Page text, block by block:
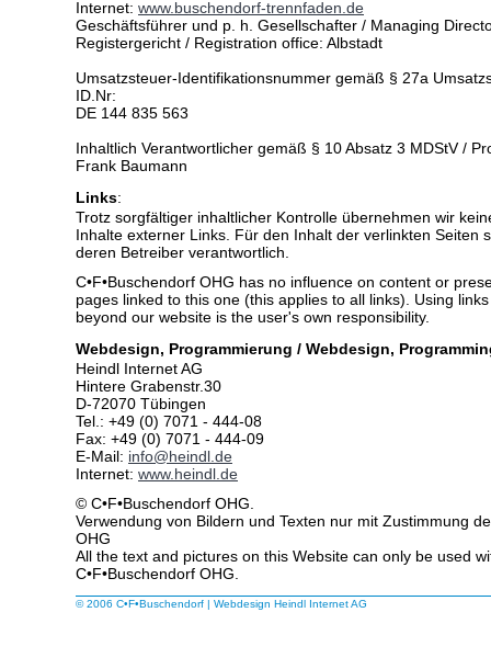
Internet: www.buschendorf-trennfaden.de
Geschäftsführer und p. h. Gesellschafter / Managing
Registergericht / Registration office: Albstadt
Umsatzsteuer-Identifikationsnummer gemäß § 27a
ID.Nr:
DE 144 835 563
Inhaltlich Verantwortlicher gemäß § 10 Absatz 3 MDStV /
Frank Baumann
Links:
Trotz sorgfältiger inhaltlicher Kontrolle übernehmen wir
Inhalte externer Links. Für den Inhalt der verlinkten Seiten
deren Betreiber verantwortlich.
C•F•Buschendorf OHG has no influence on content or
pages linked to this one (this applies to all links). Using
beyond our website is the user's own responsibility.
Webdesign, Programmierung / Webdesign,
Heindl Internet AG
Hintere Grabenstr.30
D-72070 Tübingen
Tel.: +49 (0) 7071 - 444-08
Fax: +49 (0) 7071 - 444-09
E-Mail: info@heindl.de
Internet: www.heindl.de
© C•F•Buschendorf OHG.
Verwendung von Bildern und Texten nur mit Zustimmung
OHG
All the text and pictures on this Website can only be used
C•F•Buschendorf OHG.
© 2006 C•F•Buschendorf | Webdesign Heindl Internet AG